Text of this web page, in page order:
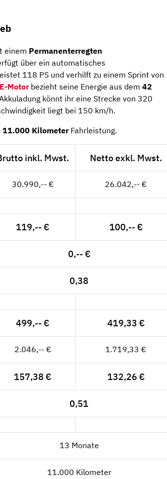
einem Permanenterregten
über ein automatisches
118 PS und verhilft zu einem Sprint von
E-Motor bezieht seine Energie aus dem 42
könnt ihr eine Strecke von 320
liegt bei 150 km/h.
11.000 KilometerFahrleistung.
inkl. Mwst. Netto exkl. Mwst.
30.990,-- € 26.042,-- €
119,-- € 100,-- €
0,-- €
0,38
499,-- € 419,33 €
2.046,-- € 1.719,33 €
157,38 € 132,26 €
0,51
13 Monate
11.000 Kilometer